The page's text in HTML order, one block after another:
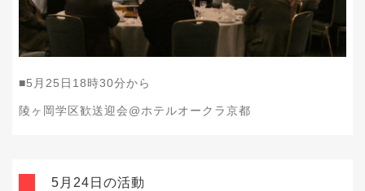
■5月25日18時30分から
陵ヶ岡学区歓送迎会@ホテルオークラ京都
5月24日の活動